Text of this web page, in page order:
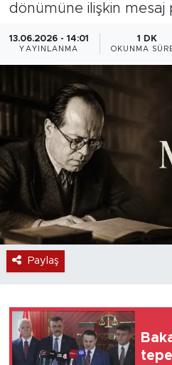
dönümüne ilişkin mesaj
13.06.2026 - 14:01
YAYINLANMA
1 DK
OKUNMA
Paylaş
Özel Haber
Politika
Resmi İlanlar
Sağlık
Turizm